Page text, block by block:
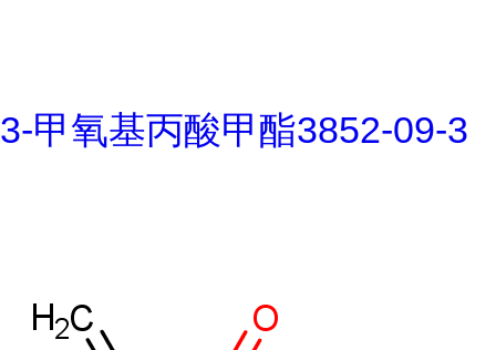
3-甲氧基丙酸甲酯3852-09-3